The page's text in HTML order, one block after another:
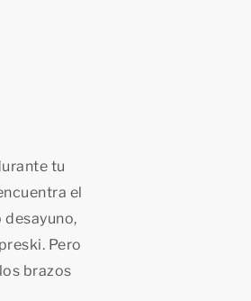
tu
el
Pero
brazos